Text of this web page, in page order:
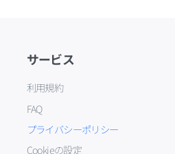
サービス
利用規約
FAQ
プライバシーポリシー
Cookieの設定